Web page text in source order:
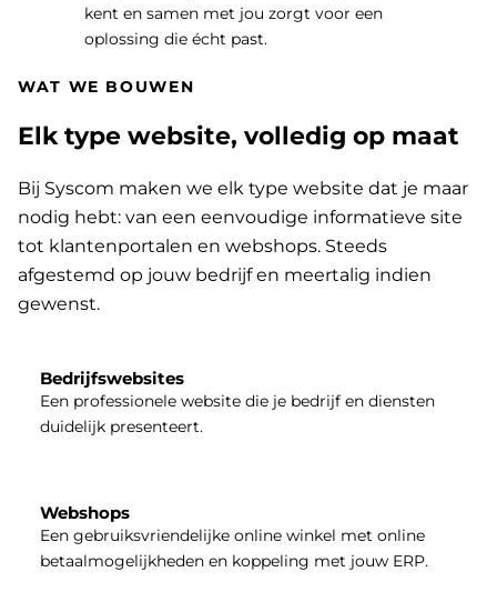
kent en samen met jou zorgt voor een
oplossing die écht past.
WAT WE BOUWEN
Elk type website, volledig op maat
Bij Syscom maken we elk type website dat je maar
nodig hebt: van een eenvoudige informatieve site
tot klantenportalen en webshops. Steeds
afgestemd op jouw bedrijf en meertalig indien
gewenst.
Bedrijfswebsites
Een professionele website die je bedrijf en diensten
duidelijk presenteert.
Webshops
Een gebruiksvriendelijke online winkel met online
betaalmogelijkheden en koppeling met jouw ERP.